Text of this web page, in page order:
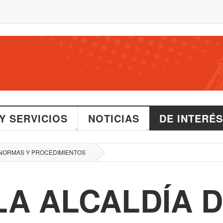
SERVICIOS NOTICIAS DE INTERÉS
Y PROCEDIMIENTOS
ALCALDÍA